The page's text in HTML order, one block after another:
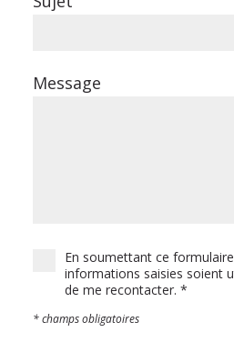
Message
En soumettant ce
informations saisies soient
de me recontacter. *
* champs obligatoires